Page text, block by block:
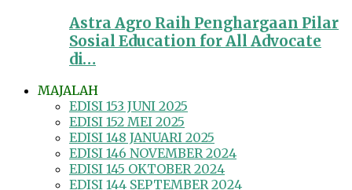
Astra Agro Raih Penghargaan Pilar
Sosial Education for All Advocate
di…
MAJALAH
EDISI 153 JUNI 2025
EDISI 152 MEI 2025
EDISI 148 JANUARI 2025
EDISI 146 NOVEMBER 2024
EDISI 145 OKTOBER 2024
EDISI 144 SEPTEMBER 2024